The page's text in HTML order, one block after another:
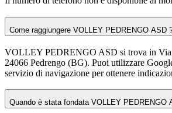
Come raggiungere VOLLEY PEDRENGO ASD
VOLLEY PEDRENGO ASD si trova in Via
24066 Pedrengo (BG). Puoi utilizzare
servizio di navigazione per ottenere
Quando è stata fondata VOLLEY PEDRENGO